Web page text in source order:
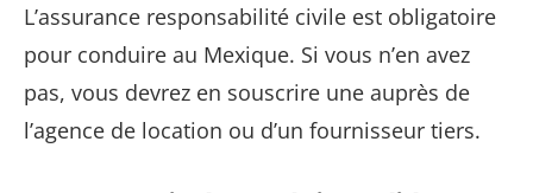
L’assurance responsabilité civile est obligatoire
pour conduire au Mexique. Si vous n’en avez
pas, vous devrez en souscrire une auprès de
l’agence de location ou d’un fournisseur tiers.